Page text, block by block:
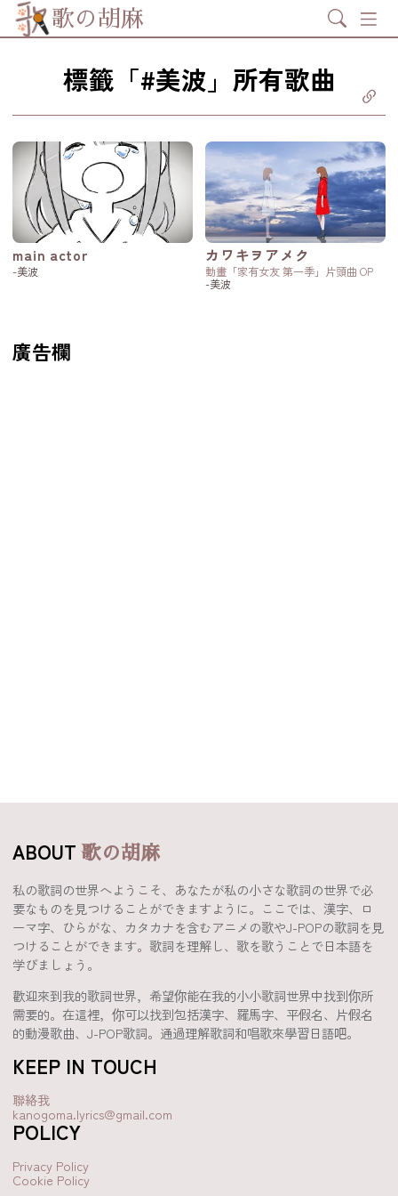
歌の胡麻 Search
標籤「#美波」所有歌曲
main actor
-美波
カワキヲアメク
動畫「家有女友 第一季」片頭曲 OP
-美波
廣告欄
ABOUT歌の胡麻
私の歌詞の世界へようこそ、あなたが私の小さな歌詞の世界で必
要なものを見つけることができますように。ここでは、漢字、ロ
ーマ字、ひらがな、カタカナを含むアニメの歌やJ-POPの歌詞を見
つけることができます。歌詞を理解し、歌を歌うことで日本語を
学びましょう。
歡迎來到我的歌詞世界，希望你能在我的小小歌詞世界中找到你所
需要的。在這裡，你可以找到包括漢字、羅馬字、平假名、片假名
的動漫歌曲、J-POP歌詞。通過理解歌詞和唱歌來學習日語吧。
KEEP IN TOUCH
聯絡我
kanogoma.lyrics@gmail.com
POLICY
Privacy Policy
Cookie Policy